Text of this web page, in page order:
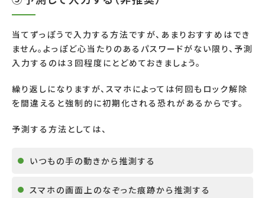
当てずっぽうで入力する方法ですが、あまりおすすめはでき
ません。よっぽど心当たりのあるパスワードがない限り、予測
入力するのは３回程度にとどめておきましょう。
繰り返しになりますが、スマホによっては何回もロック解除
を間違えると強制的に初期化される恐れがあるからです。
予測する方法としては、
いつもの手の動きから推測する
スマホの画面上のなぞった痕跡から推測する